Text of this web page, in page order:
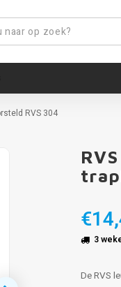
RVS 304
3
De RVS